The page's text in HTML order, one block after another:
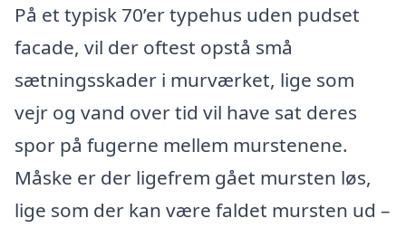
På et typisk 70’er typehus uden pudset
facade, vil der oftest opstå små
sætningsskader i murværket, lige som
vejr og vand over tid vil have sat deres
spor på fugerne mellem murstenene.
Måske er der ligefrem gået mursten løs,
lige som der kan være faldet mursten ud –